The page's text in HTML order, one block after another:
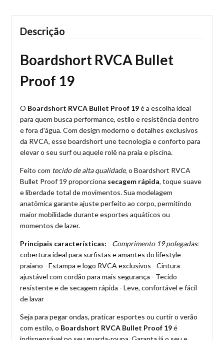
Descrição
Boardshort RVCA Bullet
Proof 19
O Boardshort RVCA Bullet Proof 19é a escolha ideal
para quem busca performance, estilo e resistência dentro
e fora d'água. Com design moderno e detalhes exclusivos
da RVCA, esse boardshort une tecnologia e conforto para
elevar o seu surf ou aquele rolê na praia e piscina.
Feito com tecido de alta qualidade, o Boardshort RVCA
Bullet Proof 19 proporciona secagem rápida, toque suave
e liberdade total de movimentos. Sua modelagem
anatômica garante ajuste perfeito ao corpo, permitindo
maior mobilidade durante esportes aquáticos ou
momentos de lazer.
Principais características: - Comprimento 19 polegadas:
cobertura ideal para surfistas e amantes do lifestyle
praiano - Estampa e logo RVCA exclusivos - Cintura
ajustável com cordão para mais segurança - Tecido
resistente e de secagem rápida - Leve, confortável e fácil
de lavar
Seja para pegar ondas, praticar esportes ou curtir o verão
com estilo, o Boardshort RVCA Bullet Proof 19é